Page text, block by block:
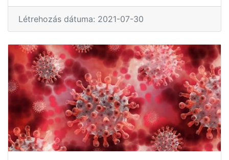
Létrehozás dátuma: 2021-07-30